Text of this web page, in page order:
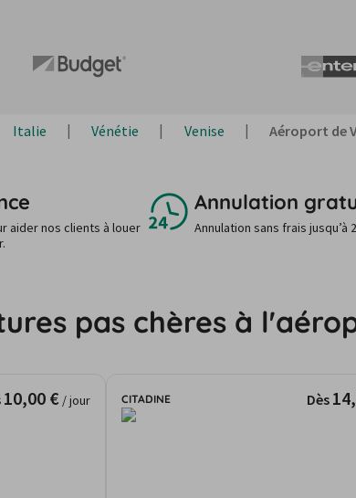
Italie Vénétie Venise Aéroport de
aider nos clients à louer
Annulation
Annulation sans frais jusqu’à
pas chères à
10,00 € / jour CITADINE Dès